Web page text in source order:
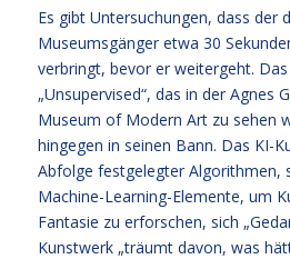
Es gibt Untersuchungen, dass der
Museumsgänger etwa 30
verbringt, bevor er weitergeht.
„Unsupervised“, das in der Agnes
Museum of Modern Art zu sehen
hingegen in seinen Bann. Das KI-
Abfolge festgelegter Algorithmen,
Machine-Learning-Elemente, um
Fantasie zu erforschen, sich
Kunstwerk „träumt davon, was